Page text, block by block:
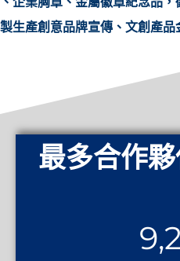
製生產創意品牌宣傳、文創產品
最多合作